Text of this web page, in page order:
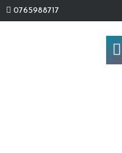
0765988717